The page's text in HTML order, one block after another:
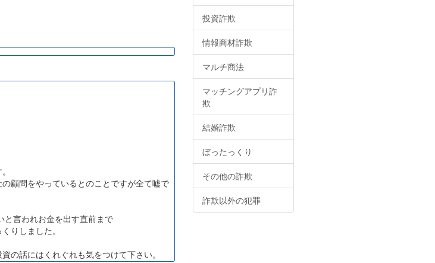
顧問をやっているとのことですが全て嘘で
と言われお金を出す直前まで
りしました。
の話にはくれぐれも気をつけて下さい。
投資詐欺
情報商材詐欺
マルチ商法
マッチングアプリ詐
欺
結婚詐欺
ぼったっくり
その他の詐欺
詐欺以外の犯罪